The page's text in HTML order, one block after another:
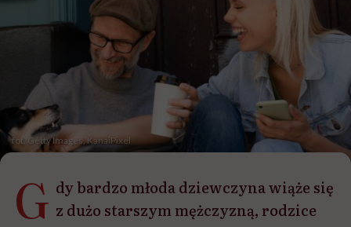
fot. Getty Images, KanaiPixel
G dy bardzo młoda dziewczyna wiąże się
z dużo starszym mężczyzną, rodzice